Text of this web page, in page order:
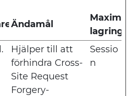
Ändamål
Maximal
Hjälper till att
förhindra Cross-
Site Request
Forgery-
Sessio
n